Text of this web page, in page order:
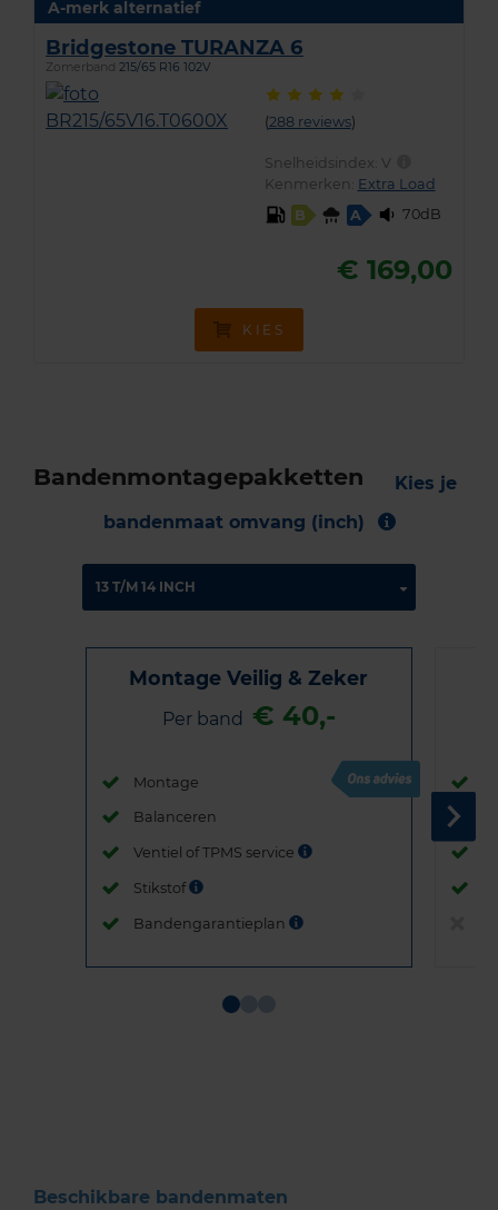
A-merk alternatief
Bridgestone TURANZA 6
Zomerband 215/65 R16 102V
(288 reviews)
Snelheidsindex: V
Kenmerken: Extra Load
B
A 70dB
€ 169,00
KIES
Bandenmontagepakketten
Kies je
bandenmaat omvang (inch)
Montage Veilig & Zeker
Per band € 40,-
Montage
Balanceren
Ventiel of TPMS service
Stikstof
Bandengarantieplan
Beschikbare bandenmaten